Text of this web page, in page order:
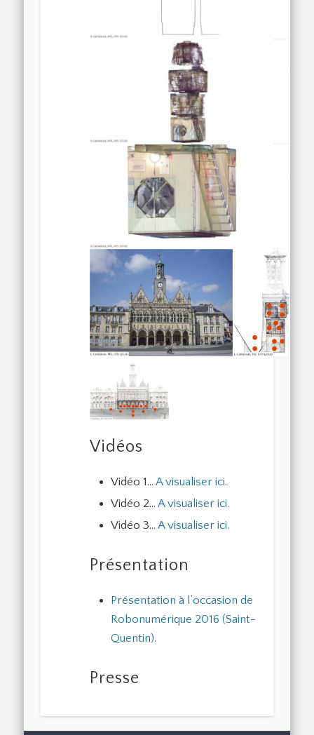
Vidéos
Vidéo 1… A visualiser ici.
Vidéo 2… A visualiser ici.
Vidéo 3… A visualiser ici.
Présentation
Présentation à l’occasion de
Robonumérique 2016 (Saint-
Quentin).
Presse